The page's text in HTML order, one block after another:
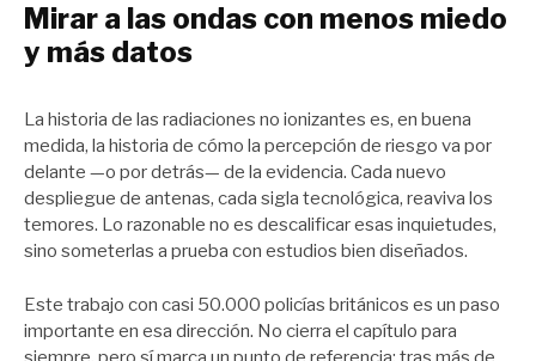
Mirar a las ondas con menos miedo
y más datos
La historia de las radiaciones no ionizantes es, en buena
medida, la historia de cómo la percepción de riesgo va por
delante —o por detrás— de la evidencia. Cada nuevo
despliegue de antenas, cada sigla tecnológica, reaviva los
temores. Lo razonable no es descalificar esas inquietudes,
sino someterlas a prueba con estudios bien diseñados.
Este trabajo con casi 50.000 policías británicos es un paso
importante en esa dirección. No cierra el capítulo para